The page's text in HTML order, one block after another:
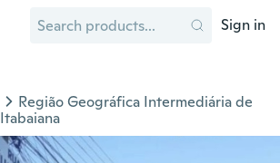
Sign in
Região Geográfica Intermediária de
Itabaiana